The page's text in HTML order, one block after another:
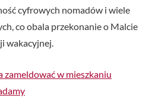
cyfrowych nomadów i wiele
co obala przekonanie o Malcie
wakacyjnej.
zameldować w mieszkaniu